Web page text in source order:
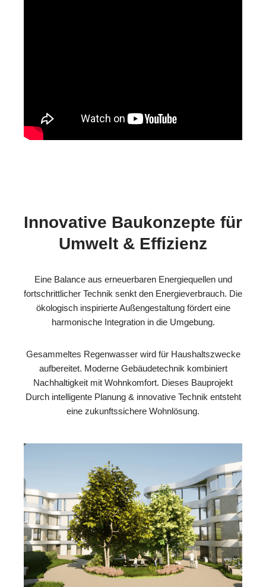
Innovative Baukonzepte für
Umwelt & Effizienz
Eine Balance aus erneuerbaren Energiequellen und
fortschrittlicher Technik senkt den Energieverbrauch. Die
ökologisch inspirierte Außengestaltung fördert eine
harmonische Integration in die Umgebung.
Gesammeltes Regenwasser wird für Haushaltszwecke
aufbereitet. Moderne Gebäudetechnik kombiniert
Nachhaltigkeit mit Wohnkomfort. Dieses Bauprojekt
Durch intelligente Planung & innovative Technik entsteht
eine zukunftssichere Wohnlösung.